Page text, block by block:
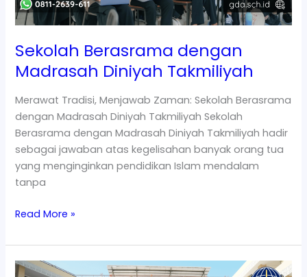
Sekolah Berasrama dengan
Madrasah Diniyah Takmiliyah
Merawat Tradisi, Menjawab Zaman: Sekolah Berasrama
dengan Madrasah Diniyah Takmiliyah Sekolah
Berasrama dengan Madrasah Diniyah Takmiliyah hadir
sebagai jawaban atas kegelisahan banyak orang tua
yang menginginkan pendidikan Islam mendalam
tanpa
Read More »
International